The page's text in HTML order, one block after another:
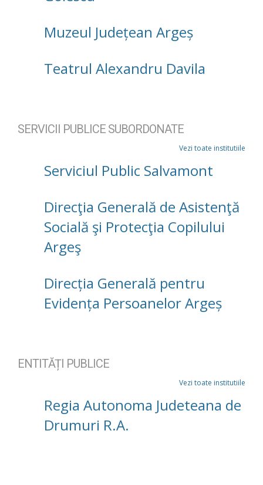
Muzeul Județean Argeș
Teatrul Alexandru Davila
SERVICII PUBLICE SUBORDONATE
Vezi toate institutiile
Serviciul Public Salvamont
Direcţia Generală de Asistenţă
Socială şi Protecţia Copilului
Argeş
Direcția Generală pentru
Evidența Persoanelor Argeș
ENTITĂȚI PUBLICE
Vezi toate institutiile
Regia Autonoma Judeteana de
Drumuri R.A.